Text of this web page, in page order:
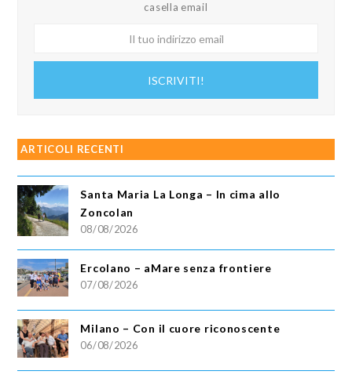
casella email
ISCRIVITI!
ARTICOLI RECENTI
Santa Maria La Longa – In cima allo
Zoncolan
08/08/2026
Ercolano – aMare senza frontiere
07/08/2026
Milano – Con il cuore riconoscente
06/08/2026